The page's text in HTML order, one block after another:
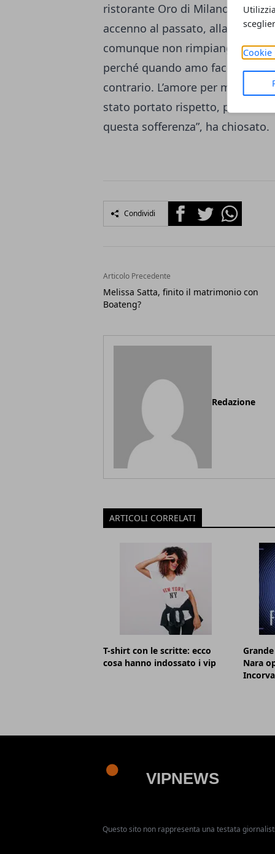
Cookie
ristorante Oro di Milano. Nella
accenno al passato, alla
comunque non rimpiange nulla:
perché quando amo faccio ciò
contrario. L’amore per me è
stato portato rispetto, però
questa sofferenza”, ha chiosato.
Condividi FacebookTwitterWhatsapp
Articolo Precedente
Melissa Satta, finito il matrimonio con
Boateng?
Redazione
ARTICOLI CORRELATI
T-shirt con le scritte: ecco
cosa hanno indossato i vip
Nara
Questo sito non rappresenta una testata